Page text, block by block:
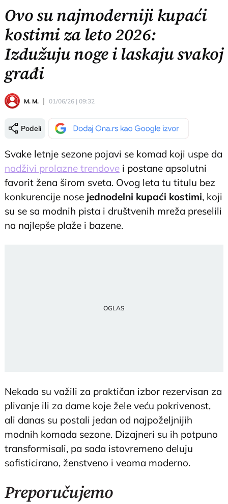
Ovo su najmoderniji kupaći
kostimi za leto 2026:
Izdužuju noge i laskaju svakoj
građi
M. M. 01/06/26 | 09:32
Podeli
Svake letnje sezone pojavi se komad koji uspe da
nadživi prolazne trendove i postane apsolutni
favorit žena širom sveta. Ovog leta tu titulu bez
konkurencije nose jednodelni kupaći kostimi, koji
su se sa modnih pista i društvenih mreža preselili
na najlepše plaže i bazene.
Nekada su važili za praktičan izbor rezervisan za
plivanje ili za dame koje žele veću pokrivenost,
ali danas su postali jedan od najpoželjnijih
modnih komada sezone. Dizajneri su ih potpuno
transformisali, pa sada istovremeno deluju
sofisticirano, ženstveno i veoma moderno.
Preporučujemo